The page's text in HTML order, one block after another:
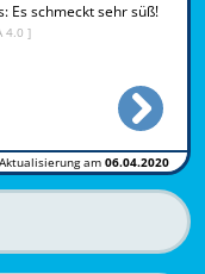
Es schmeckt sehr süß!
4.0 ]
am 06.04.2020